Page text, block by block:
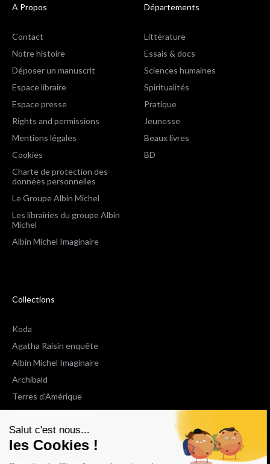
Salut c'est nous...
les Cookies !
A Propos
Contact
Notre histoire
Déposer un manuscrit
Espace libraire
Espace presse
Rights and permissions
Mentions légales
Cookies
Charte de protection des
données personnelles
Le Groupe Albin Michel
Les librairies du groupe Albin
Michel
Albin Michel Imaginaire
Départements
Littérature
Essais & docs
Sciences humaines
Spiritualités
Pratique
Jeunesse
Beaux livres
BD
Collections
Koda
Agatha Raisin enquête
Albin Michel Imaginaire
Archibald
Terres d'Amérique
Espaces Libres Poche
NOX
Wiz